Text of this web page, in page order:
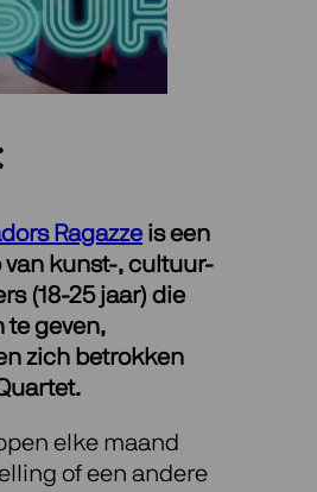
Ragazzeis een
kunst-, cultuur-
(18-25 jaar) die
te geven,
zich betrokken
elke maand
of een andere